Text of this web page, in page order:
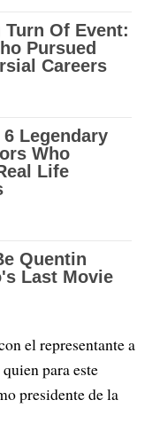
el representante a
quien para este
presidente de la